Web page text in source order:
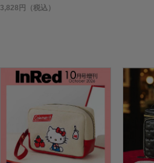
ial Package
3,828円（税込）